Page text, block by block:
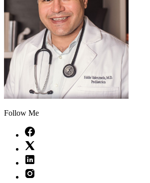
Follow Me